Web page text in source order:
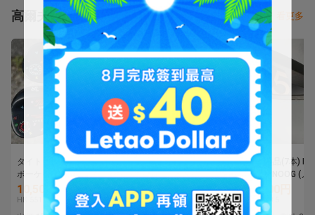
的人，可以跟他交流交流囉。
高爾夫球杆 看更多
タイトリスト ウェッジ
ボーケイ 52&58 vokey
oilcan wedge
10,500円
HK 551.3
ツイストネック！！SC
カリフォルニア モント
レー ☆ 正規品です！
11,000円
HK 577.5
中古超美品(7本)
(ノーグ) NOOG (ノ
ワンレングス アイ
～9.P オリジナルカ
ン[9742
191,400円
HK 10048.5